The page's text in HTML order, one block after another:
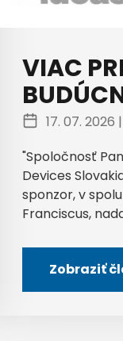
VIAC
17. 07. 2026 |
"Spoločnosť
Devices
sponzor, v
Franciscus,
Zobraziť